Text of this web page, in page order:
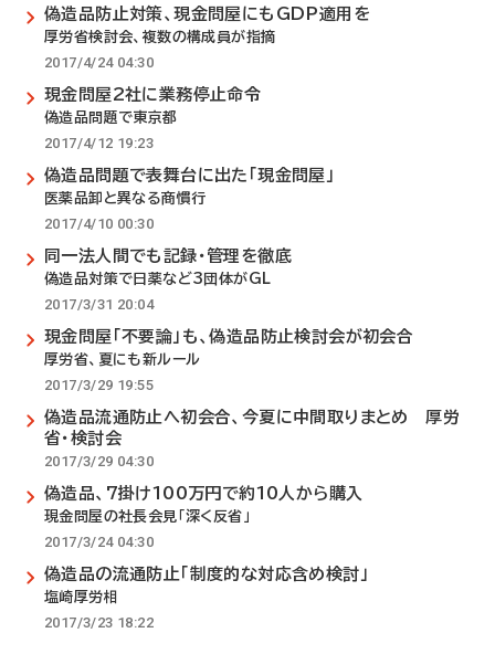
偽造品防止対策、現金問屋にもGDP適用を
厚労省検討会、複数の構成員が指摘
2017/4/24 04:30
現金問屋2社に業務停止命令
偽造品問題で東京都
2017/4/12 19:23
偽造品問題で表舞台に出た「現金問屋」
医薬品卸と異なる商慣行
2017/4/10 00:30
同一法人間でも記録・管理を徹底
偽造品対策で日薬など3団体がGL
2017/3/31 20:04
現金問屋「不要論」も、偽造品防止検討会が初会合
厚労省、夏にも新ルール
2017/3/29 19:55
偽造品流通防止へ初会合、今夏に中間取りまとめ 厚労
省・検討会
2017/3/29 04:30
偽造品、7掛け100万円で約10人から購入
現金問屋の社長会見「深く反省」
2017/3/24 04:30
偽造品の流通防止「制度的な対応含め検討」
塩崎厚労相
2017/3/23 18:22